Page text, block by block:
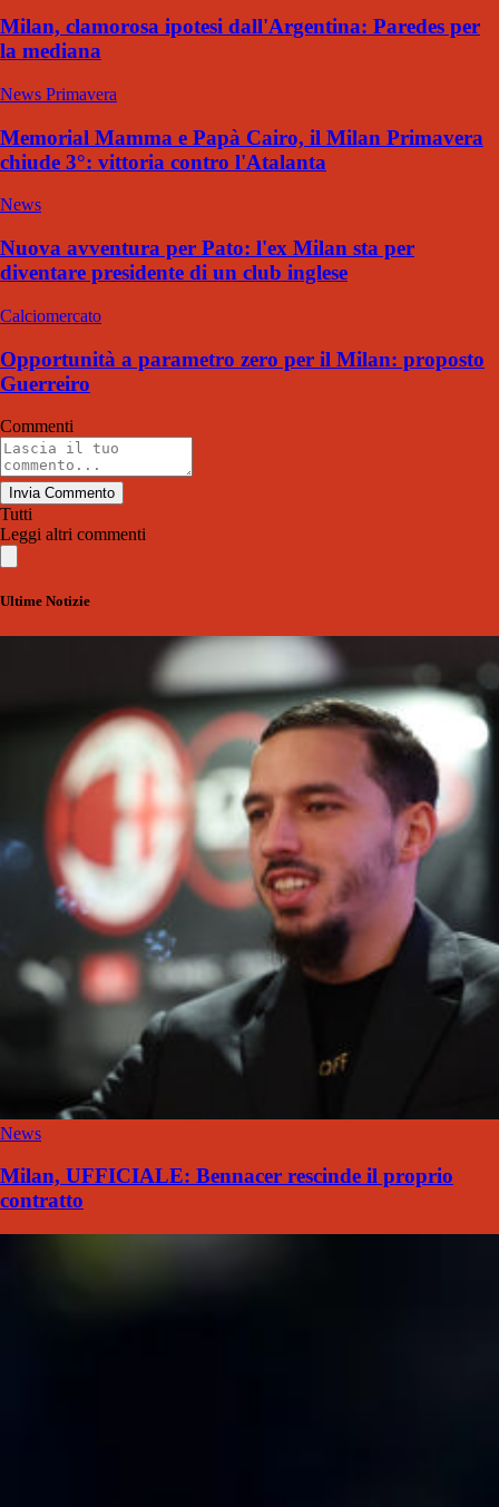
Milan, clamorosa ipotesi dall'Argentina: Paredes per
la mediana
News Primavera
Memorial Mamma e Papà Cairo, il Milan Primavera
chiude 3°: vittoria contro l'Atalanta
News
Nuova avventura per Pato: l'ex Milan sta per
diventare presidente di un club inglese
Calciomercato
Opportunità a parametro zero per il Milan: proposto
Guerreiro
Commenti
Invia Commento
Tutti
Leggi altri commenti
Ultime Notizie
News
Milan, UFFICIALE: Bennacer rescinde il proprio
contratto